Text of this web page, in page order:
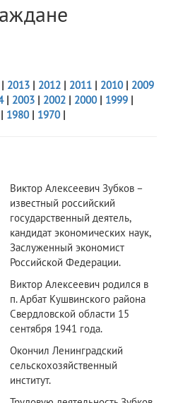
| 2013 | 2012 | 2011 | 2010| 2009
| 2003 | 2002 | 2000| 1999 |
1980| 1970|
Виктор Алексеевич Зубков –
известный российский
государственный деятель,
кандидат экономических наук,
Заслуженный экономист
Российской Федерации.
Виктор Алексеевич родился в
п. Арбат Кушвинского района
Свердловской области 15
сентября 1941 года.
Окончил Ленинградский
сельскохозяйственный
институт.